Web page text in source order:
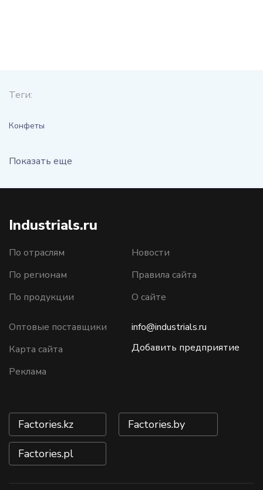
Теги:
Конфеты
Показать еще
Industrials.ru
По отраслям
По регионам
По продукции
Новости
Правила сайта
О сайте
Оптовые поставщики
Карта сайта
Реклама
info@industrials.ru
Добавить предприятие
Factories.kz Factories.by
Factories.pl